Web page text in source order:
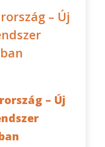
– Új
– Új